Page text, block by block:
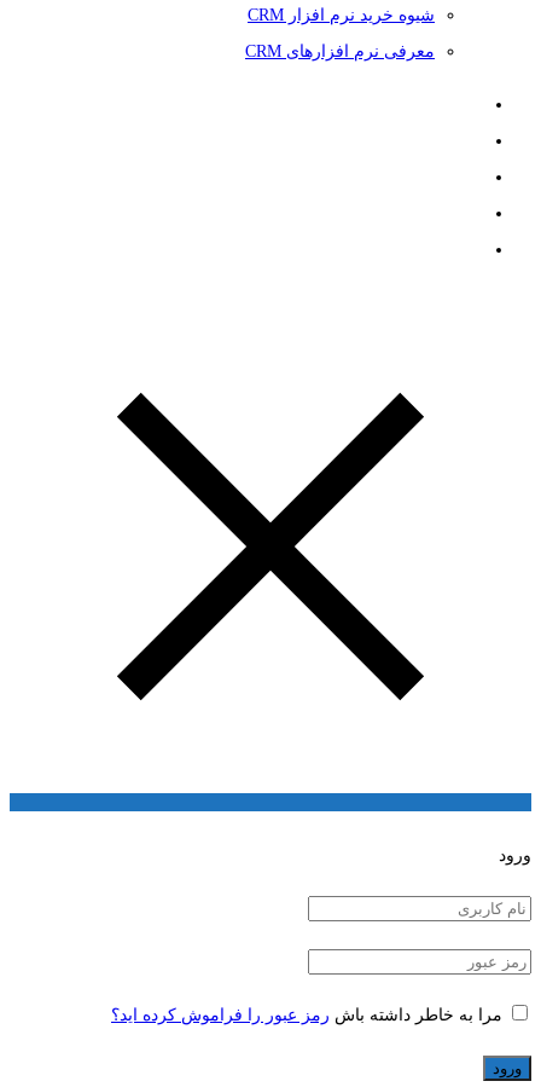
شیوه خرید نرم افزار CRM
معرفی نرم افزارهای CRM
ورود
مرا به خاطر داشته باش رمز عبور را فراموش کرده اید؟